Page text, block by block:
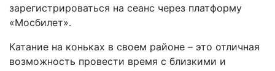
зарегистрироваться на сеанс через платформу
«Мосбилет».
Катание на коньках в своем районе – это отличная
возможность провести время с близкими и